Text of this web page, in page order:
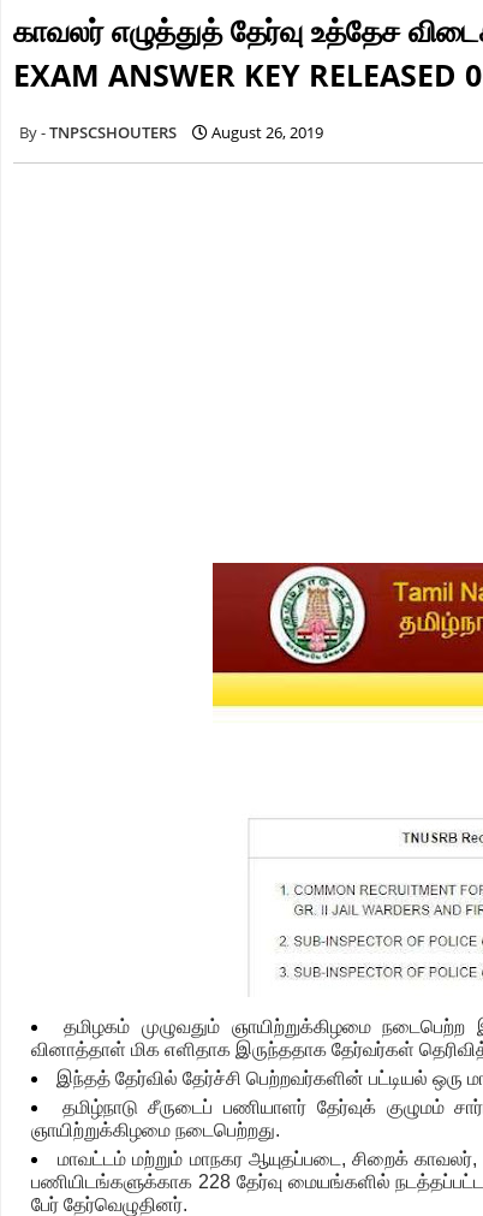
காவலர் எழுத்துத் தேர்வு உத்தேச
EXAM ANSWER KEY RELEASED
TNPSCSHOUTERS August 26, 2019
தமிழகம் முழுவதும் ஞாயிற்றுக்கிழமை
வினாத்தாள் மிக எளிதாக இருந்ததாக தேர்வர்கள்
இந்தத் தேர்வில் தேர்ச்சி பெற்றவர்களின் பட்டியல்
தமிழ்நாடு சீருடைப் பணியாளர் தேர்வுக் குழுமம்
ஞாயிற்றுக்கிழமை நடைபெற்றது.
மாவட்டம் மற்றும் மாநகர ஆயுதப்படை, சிறைக் காவலர்,
பணியிடங்களுக்காக 228 தேர்வு மையங்களில்
பேர் தேர்வெழுதினர்.